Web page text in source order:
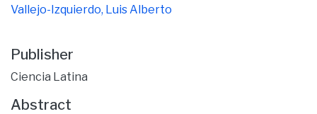
Vallejo-Izquierdo, Luis Alberto
Publisher
Ciencia Latina
Abstract